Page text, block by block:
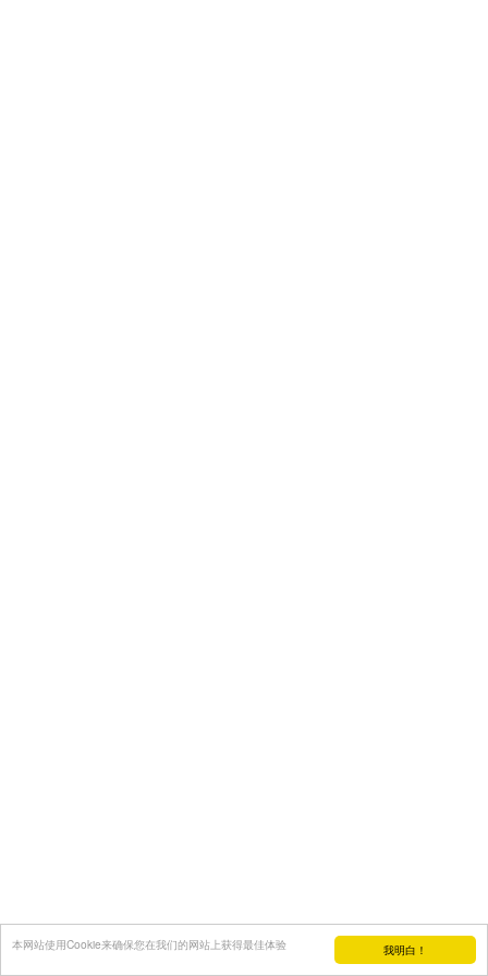
我明白！
本网站使用Cookie来确保您在我们的网站上获得最佳体验